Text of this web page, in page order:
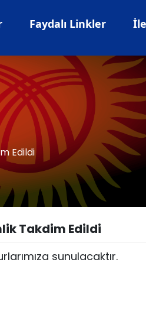
Faydalı Linkler
Edildi
Takdim Edildi
sunulacaktır.